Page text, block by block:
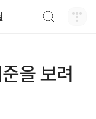
을 보려